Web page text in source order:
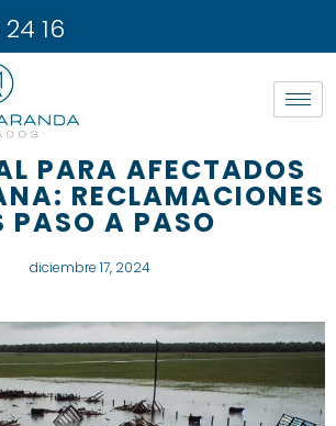
16
PARA AFECTADOS
RECLAMACIONES
PASO A PASO
diciembre 17, 2024